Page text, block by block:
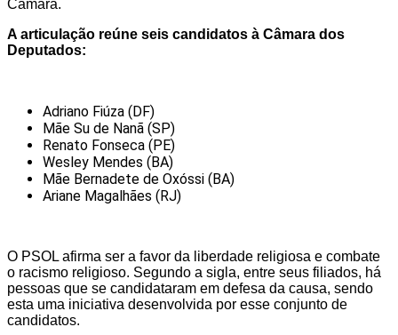
Câmara.
A articulação reúne seis candidatos à Câmara dos
Deputados:
Adriano Fiúza (DF)
Mãe Su de Nanã (SP)
Renato Fonseca (PE)
Wesley Mendes (BA)
Mãe Bernadete de Oxóssi (BA)
Ariane Magalhães (RJ)
O PSOL afirma ser a favor da liberdade religiosa e combate
o racismo religioso. Segundo a sigla, entre seus filiados, há
pessoas que se candidataram em defesa da causa, sendo
esta uma iniciativa desenvolvida por esse conjunto de
candidatos.